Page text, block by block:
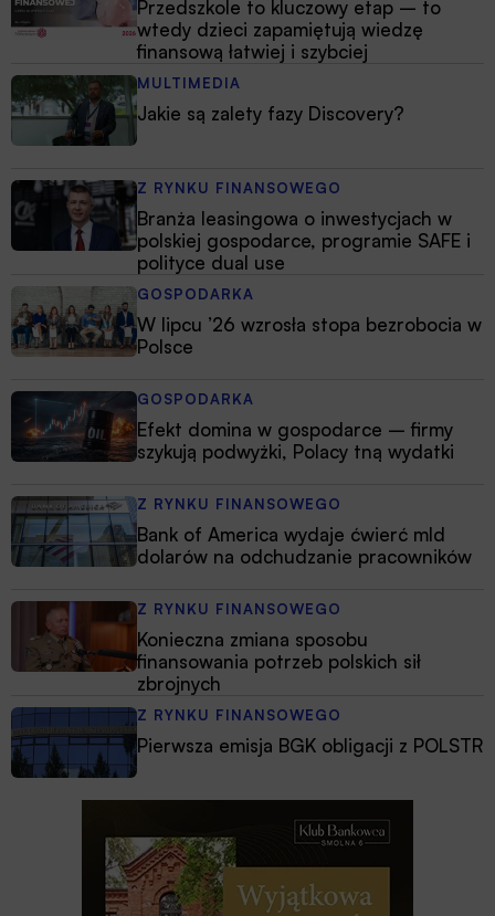
Przedszkole to kluczowy etap – to
wtedy dzieci zapamiętują wiedzę
finansową łatwiej i szybciej
MULTIMEDIA
Jakie są zalety fazy Discovery?
Z RYNKU FINANSOWEGO
Branża leasingowa o inwestycjach w
polskiej gospodarce, programie SAFE i
polityce dual use
GOSPODARKA
W lipcu ’26 wzrosła stopa bezrobocia w
Polsce
GOSPODARKA
Efekt domina w gospodarce – firmy
szykują podwyżki, Polacy tną wydatki
Z RYNKU FINANSOWEGO
Bank of America wydaje ćwierć mld
dolarów na odchudzanie pracowników
Z RYNKU FINANSOWEGO
Konieczna zmiana sposobu
finansowania potrzeb polskich sił
zbrojnych
Z RYNKU FINANSOWEGO
Pierwsza emisja BGK obligacji z POLSTR